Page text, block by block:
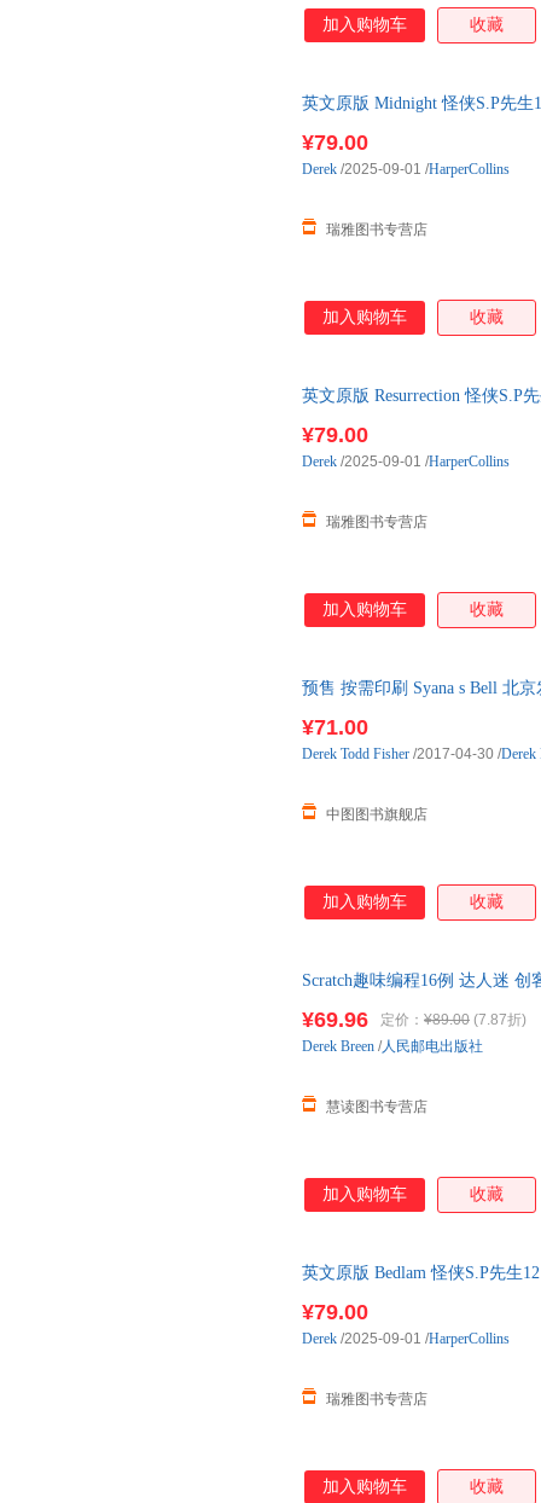
加入购物车 收藏
英文原版 Midnight 怪侠S.P先
¥79.00
瑞雅图书专营店
Derek /2025-09-01 /HarperCollins
加入购物车 收藏
英文原版 Resurrection 怪侠S.P
¥79.00
瑞雅图书专营店
Derek /2025-09-01 /HarperCollins
加入购物车 收藏
预售 按需印刷 Syana s Bell 北
¥71.00
中图图书旗舰店
Derek Todd Fisher /2017-04-30 /Derek
加入购物车 收藏
Scratch趣味编程16例 达人迷 创
¥69.96 定价： ¥89.00 (7.87折)
慧读图书专营店
Derek Breen /人民邮电出版社
加入购物车 收藏
英文原版 Bedlam 怪侠S.P先生
¥79.00
瑞雅图书专营店
Derek /2025-09-01 /HarperCollins
加入购物车 收藏